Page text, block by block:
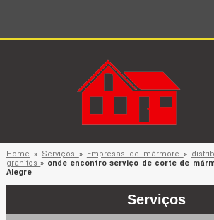
Home » Serviços » Empresas de mármore »
granitos» onde encontro serviço de corte de
Alegre
Serviços